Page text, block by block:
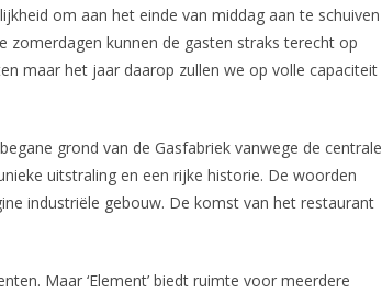
om aan het einde van middag aan te schuiven
zomerdagen kunnen de gasten straks terecht op
maar het jaar daarop zullen we op volle capaciteit
grond van de Gasfabriek vanwege de centrale
uitstraling en een rijke historie. De woorden
industriële gebouw. De komst van het restaurant
Maar ‘Element’ biedt ruimte voor meerdere